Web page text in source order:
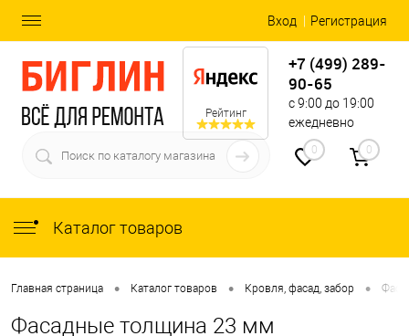
Вход Регистрация
Рейтинг
+7 (499) 289-
90-65
с 9:00 до 19:00
ежедневно
0 0
Каталог товаров
Главная страница • Каталог товаров • Кровля, фасад, забор •
Фасадные толщина 23 мм